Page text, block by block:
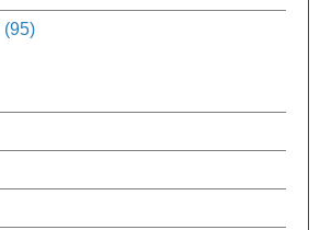
(95)